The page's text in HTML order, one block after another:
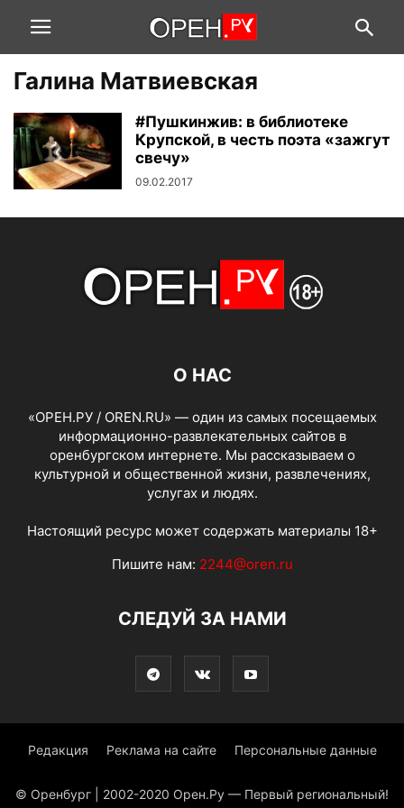
Галина Матвиевская
#Пушкинжив: в библиотеке
Крупской, в честь поэта «зажгут
свечу»
09.02.2017
О НАС
«ОРЕН.РУ / OREN.RU» — один из самых посещаемых
информационно-развлекательных сайтов в
оренбургском интернете. Мы рассказываем о
культурной и общественной жизни, развлечениях,
услугах и людях.
Настоящий ресурс может содержать материалы 18+
Пишите нам: 2244@oren.ru
СЛЕДУЙ ЗА НАМИ
Редакция Реклама на сайте Персональные данные
© Оренбург | 2002-2020 Орен.Ру — Первый региональный!